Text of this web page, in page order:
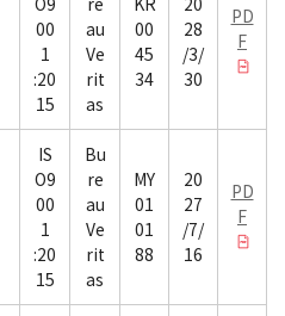
00
1
:20
15
au
Ve
rit
as
00
45
34
28
/3/
30
PD
F
IS
O9
00
1
:20
15
Bu
re
au
Ve
rit
as
MY
01
01
88
20
27
/7/
16
PD
F